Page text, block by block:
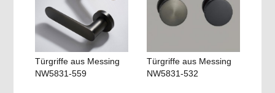
Türgriffe aus Messing
NW5831-559
Türgriffe aus Messing
NW5831-532